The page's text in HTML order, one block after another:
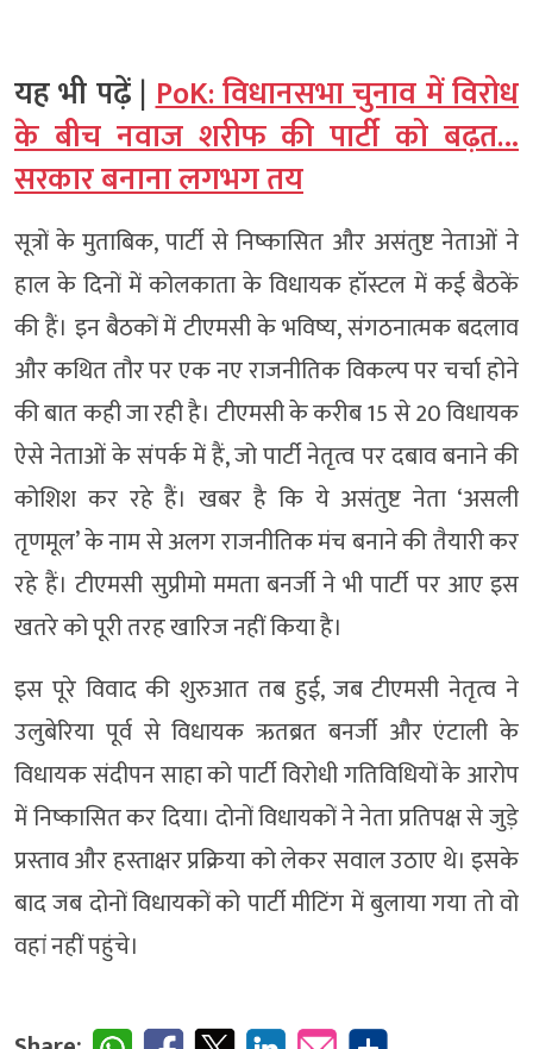
यह भी पढ़ें |PoK: विधानसभा चुनाव में विरोध
के बीच नवाज शरीफ की पार्टी को बढ़त…
सरकार बनाना लगभग तय
सूत्रों के मुताबिक, पार्टी से निष्कासित और असंतुष्ट नेताओं ने
हाल के दिनों में कोलकाता के विधायक हॉस्टल में कई बैठकें
की हैं। इन बैठकों में टीएमसी के भविष्य, संगठनात्मक बदलाव
और कथित तौर पर एक नए राजनीतिक विकल्प पर चर्चा होने
की बात कही जा रही है। टीएमसी के करीब 15 से 20 विधायक
ऐसे नेताओं के संपर्क में हैं, जो पार्टी नेतृत्व पर दबाव बनाने की
कोशिश कर रहे हैं। खबर है कि ये असंतुष्ट नेता ‘असली
तृणमूल’ के नाम से अलग राजनीतिक मंच बनाने की तैयारी कर
रहे हैं। टीएमसी सुप्रीमो ममता बनर्जी ने भी पार्टी पर आए इस
खतरे को पूरी तरह खारिज नहीं किया है।
इस पूरे विवाद की शुरुआत तब हुई, जब टीएमसी नेतृत्व ने
उलुबेरिया पूर्व से विधायक ऋतब्रत बनर्जी और एंटाली के
विधायक संदीपन साहा को पार्टी विरोधी गतिविधियों के आरोप
में निष्कासित कर दिया। दोनों विधायकों ने नेता प्रतिपक्ष से जुड़े
प्रस्ताव और हस्ताक्षर प्रक्रिया को लेकर सवाल उठाए थे। इसके
बाद जब दोनों विधायकों को पार्टी मीटिंग में बुलाया गया तो वो
वहां नहीं पहुंचे।